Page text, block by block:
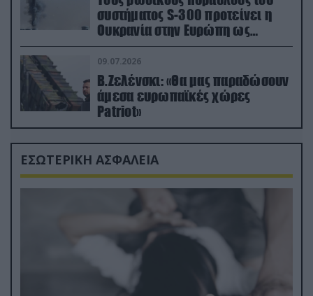
συστήματος S-300 προτείνει η
Ουκρανία στην Ευρώπη ως
αντιβαλλιστικό σύστημα
09.07.2026
Β.Ζελένσκι: «Θα μας παραδώσουν
άμεσα ευρωπαϊκές χώρες
Patriot»
ΕΣΩΤΕΡΙΚΗ ΑΣΦΑΛΕΙΑ